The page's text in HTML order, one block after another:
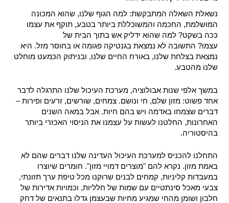
נשאלת השאלה המתבקשת: למה הגוף שלנו, שהוא המכונה
המושלמת, החכמה והמשוכללת ביותר בטבע, תוקף את עצמו
ככה בשקט? למה שהוא ידליק אש בתוך הבית של
עצמו? התשובה לא נמצאת בגנטיקה פגומה או בחוסר מזל. היא
נמצאת בצלחת שלנו, באורח החיים שלנו, ובניתוק הכמעט מוחלט
שלנו מהטבע.
במשך אלפי שנות אבולוציה, מערכת העיכול שלנו התרגלה לדבר
אחד פשוט: מזון שלם, חי ונושם. צמחים, שורשים, זרעים ופירות –
דברים שצמחו באדמה ויש בהם חיות. אבל במאה השנים
האחרונות, החלטנו לעשות על עצמנו את הניסוי האכזרי ביותר
בהיסטוריה.
התחלנו להכניס למערכת העיכול העדינה שלנו דברים שהם לא
באמת מזון. נקרא להם "מוצרים דמויי מזון". חומרים שיוצרו
במעבדות קליניות, קמחים לבנים שרוקנו מכל טיפת ערך תזונתי,
צבעי מאכל סינתטיים עם שמות של חלליות, וכמויות אדירות של
חלבון ושומן מהחי שמגיע מחיות שבעצמן גדלו בתנאים של דחק